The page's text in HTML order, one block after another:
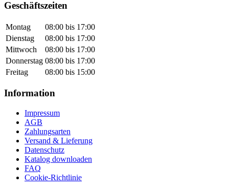
Geschäftszeiten
Montag
08:00 bis 17:00
Dienstag
08:00 bis 17:00
Mittwoch
08:00 bis 17:00
Donnerstag 08:00 bis 17:00
Freitag
08:00 bis 15:00
Information
Impressum
AGB
Zahlungsarten
Versand & Lieferung
Datenschutz
Katalog downloaden
FAQ
Cookie-Richtlinie